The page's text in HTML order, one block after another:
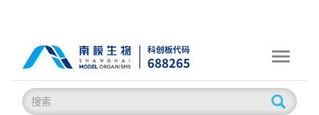
Toggle